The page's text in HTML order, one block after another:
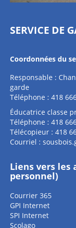
SERVICE DE
Coordonnées du
Responsable :
garde
Téléphone : 418
Éducatrice classe
Téléphone : 418
Télécopieur : 418
Courriel :
Liens vers les
personnel)
Courrier 365
GPI Internet
SPI Internet
Scolago